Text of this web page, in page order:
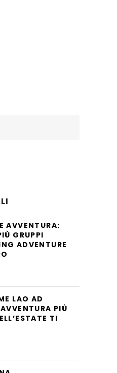
AVVENTURA:
GRUPPI
ADVENTURE
LAO AD
PIÙ
TI